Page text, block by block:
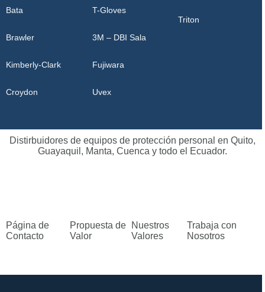
Bata
Brawler
Kimberly-Clark
Croydon
T-Gloves
3M – DBI Sala
Fujiwara
Uvex
Triton
Distirbuidores de equipos de protección personal en Quito,
Guayaquil, Manta, Cuenca y todo el Ecuador.
Página de
Contacto
Propuesta de
Valor
Nuestros
Valores
Trabaja con
Nosotros